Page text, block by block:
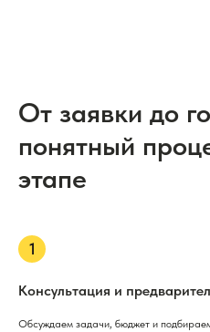
От заявки до
понятный
этапе
Консультация и
Обсуждаем задачи, бюджет и